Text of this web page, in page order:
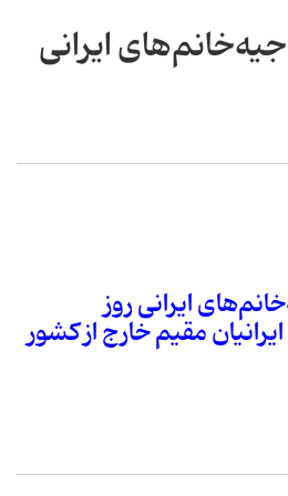
ایرانی
ایرانی روز
مقیم خارج از کشور